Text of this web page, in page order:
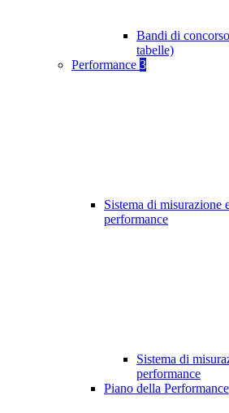
Bandi di
tabelle)
Performance 3
Sistema di misurazione
performance
Sistema di
performance
Piano della Performance